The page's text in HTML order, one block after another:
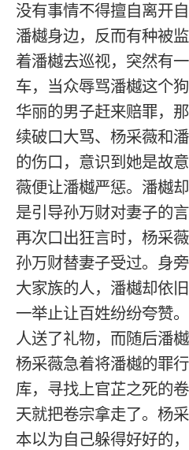
没有事情不得擅自离开
潘樾身边，反而有种被
着潘樾去巡视，突然有
车，当众辱骂潘樾这个
华丽的男子赶来赔罪，
续破口大骂、杨采薇和
的伤口，意识到她是故
薇便让潘樾严惩。潘樾
是引导孙万财对妻子的
再次口出狂言时，杨采
孙万财替妻子受过。身
大家族的人，潘樾却依
一举止让百姓纷纷夸赞
人送了礼物，而随后潘
杨采薇急着将潘樾的罪
库，寻找上官芷之死的
天就把卷宗拿走了。杨
本以为自己躲得好好的